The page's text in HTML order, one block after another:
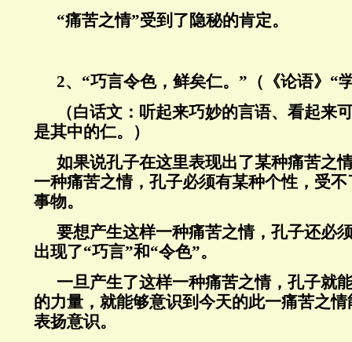
“痛苦之情”受到了隐秘的肯定。
2、“巧言令色，鲜矣仁。”（《论语》“
（白话文：听起来巧妙的言语、看起来
是其中的仁。）
如果说孔子在这里表现出了某种痛苦之
一种痛苦之情，孔子必须有某种个性，受
事物。
要想产生这样一种痛苦之情，孔子还必
出现了“巧言”和“令色”。
一旦产生了这样一种痛苦之情，孔子就
的力量，就能够意识到今天的此一痛苦之
表扬意识。